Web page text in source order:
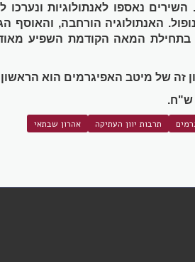
נאספו לאנתולוגיות
האנתולוגיה הורחבה,
בתחילת המאה הקודמת השפיע
זה של מיטב האפיגרמים הוא
תרבות יוון העתיקה אהרון שבתאי